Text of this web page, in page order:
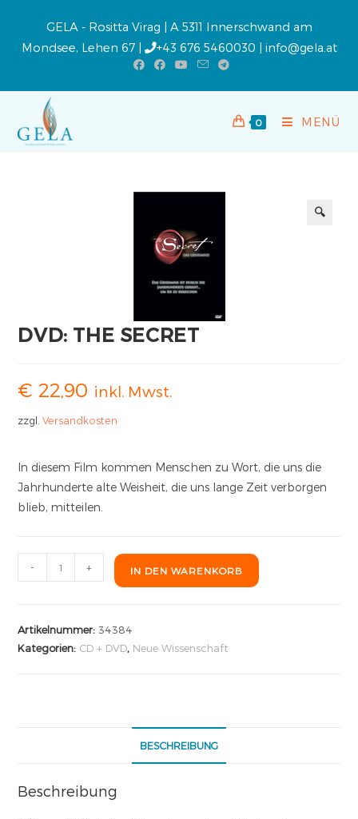
GELA - Rositta Virag | A 5311 Innerschwand am
Mondsee, Lehen 67 |
+43 676 5460030 | info@gela.at
0 MENÜ
DVD: THE SECRET
€ 22,90 inkl. Mwst.
zzgl.Versandkosten
In diesem Film kommen Menschen zu Wort, die uns die
Jahrhunderte alte Weisheit, die uns lange Zeit verborgen
blieb, mitteilen.
- + IN DEN WARENKORB
Artikelnummer: 34384
Kategorien: CD + DVD, Neue Wissenschaft
BESCHREIBUNG
Beschreibung